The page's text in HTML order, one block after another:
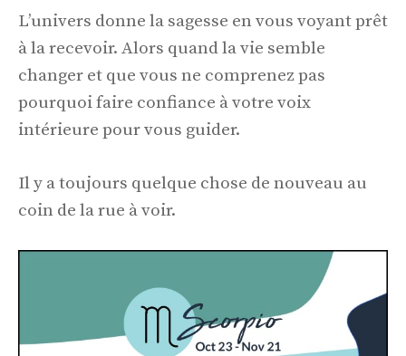
L’univers donne la sagesse en vous voyant prêt
à la recevoir. Alors quand la vie semble
changer et que vous ne comprenez pas
pourquoi faire confiance à votre voix
intérieure pour vous guider.
Il y a toujours quelque chose de nouveau au
coin de la rue à voir.